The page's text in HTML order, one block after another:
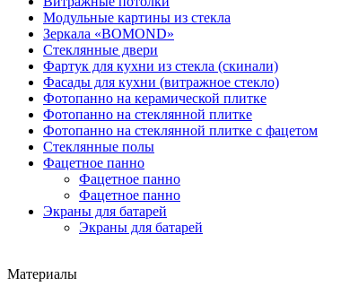
Модульные картины из стекла
Зеркала «BOMOND»
Стеклянные двери
Фартук для кухни из стекла (скинали)
Фасады для кухни (витражное стекло)
Фотопанно на керамической плитке
Фотопанно на стеклянной плитке
Фотопанно на стеклянной плитке с фацетом
Стеклянные полы
Фацетное панно
Фацетное панно
Фацетное панно
Экраны для батарей
Экраны для батарей
Материалы